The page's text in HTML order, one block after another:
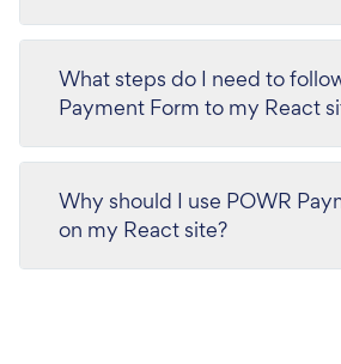
What steps do I need to
Payment Form to my React
Why should I use POWR
on my React site?